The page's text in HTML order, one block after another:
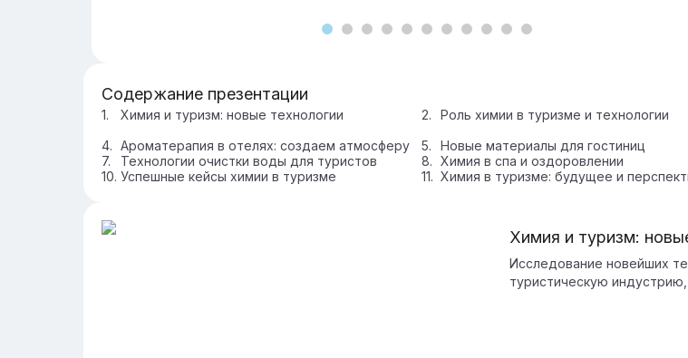
Содержание презентации
Химия и туризм: новые технологии Роль химии в туризме и технологии
Ароматерапия в отелях: создаем атмосферу
Новые материалы для гостиниц
Технологии очистки воды для туристов
Химия в спа и оздоровлении
Успешные кейсы химии в туризме
Химия в туризме: будущее и
Химия и туризм:
Исследование новейших
туристическую